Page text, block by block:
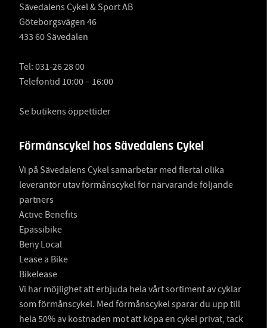
Sävedalens Cykel & Sport AB
Göteborgsvägen 46
433 60 Sävedalen
Tel: 031-26 28 00
Telefontid 10:00 – 16:00
Se butikens öppettider
Förmånscykel hos Sävedalens Cykel
Vi på Sävedalens Cykel samarbetar med flertal olika
leverantör utav förmånscykel för närvarande följande
partners
Active Benefits
Epassibike
Beny Local
Lease a Bike
Bikelease
Vi har möjlighet att erbjuda hela vårt sortiment av cyklar
som förmånscykel. Med förmånscykel sparar du upp till
hela 50% av kostnaden mot att köpa en cykel privat, tack